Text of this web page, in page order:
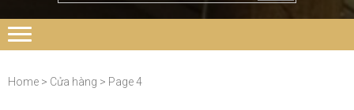
Home > Cửa hàng > Page 4